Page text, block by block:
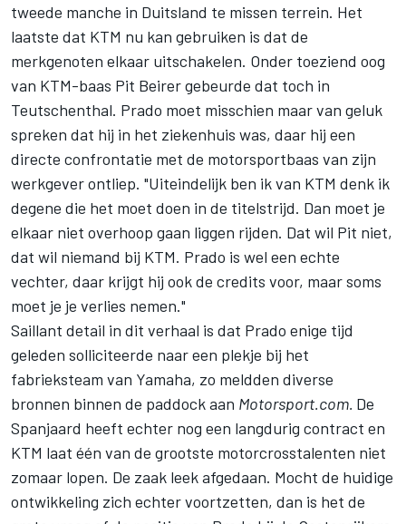
tweede manche in Duitsland te missen terrein. Het
laatste dat KTM nu kan gebruiken is dat de
merkgenoten elkaar uitschakelen. Onder toeziend oog
van KTM-baas Pit Beirer gebeurde dat toch in
Teutschenthal. Prado moet misschien maar van geluk
spreken dat hij in het ziekenhuis was, daar hij een
directe confrontatie met de motorsportbaas van zijn
werkgever ontliep. "Uiteindelijk ben ik van KTM denk ik
degene die het moet doen in de titelstrijd. Dan moet je
elkaar niet overhoop gaan liggen rijden. Dat wil Pit niet,
dat wil niemand bij KTM. Prado is wel een echte
vechter, daar krijgt hij ook de credits voor, maar soms
moet je je verlies nemen."
Saillant detail in dit verhaal is dat Prado enige tijd
geleden solliciteerde naar een plekje bij het
fabrieksteam van Yamaha, zo meldden diverse
bronnen binnen de paddock aan Motorsport.com. De
Spanjaard heeft echter nog een langdurig contract en
KTM laat één van de grootste motorcrosstalenten niet
zomaar lopen. De zaak leek afgedaan. Mocht de huidige
ontwikkeling zich echter voortzetten, dan is het de